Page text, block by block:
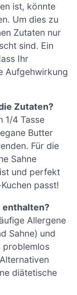
ist, könnte
Um dies zu
Zutaten nur
sind. Ein
Ihr
Aufgehwirkung
Zutaten?
1/4 Tasse
Butter
Für die
Sahne
und perfekt
passt!
enthalten?
Allergene
Sahne) und
problemlos
diätetische